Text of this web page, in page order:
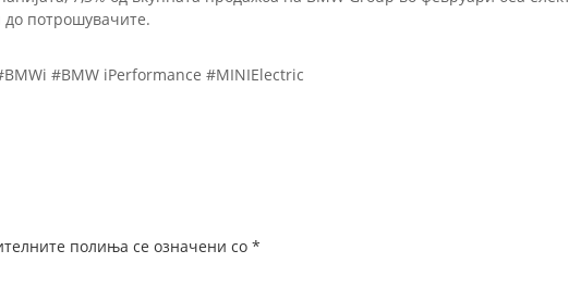
до потрошувачите.
#BMW iPerformance #MINIElectric
полиња се означени со *